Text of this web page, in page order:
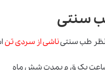
سنتی
نظر طب سنتیناشی از سردی تن
ساعت یک ق م بمدت شش ماه